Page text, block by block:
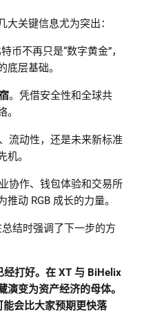
关键信息尤为突出：
币不再只是“数字黄金”，
底层基础。
。凭借安全性和全球共
流动性，还是未来新标准
。
协作、钱包体验和交易所
动 RGB 成长的力量。
结时强调了下一步的方
经打好。在 XT 与 BiHelix
变为资产经济的母体。
能会比大家预期更快落